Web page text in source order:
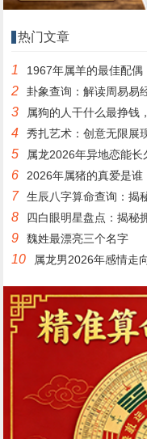
热门文章
1 1967年属羊的最佳配偶
2 卦象查询：解读周易易
3 属狗的人干什么最挣钱
4 秀扎艺术：创意无限展
5 属龙2026年异地恋能长
6 2026年属猪的真爱是谁
7 生辰八字算命查询：揭
8 四白眼明星盘点：揭秘
9 魏姓最漂亮三个名字
10 属龙男2026年感情走